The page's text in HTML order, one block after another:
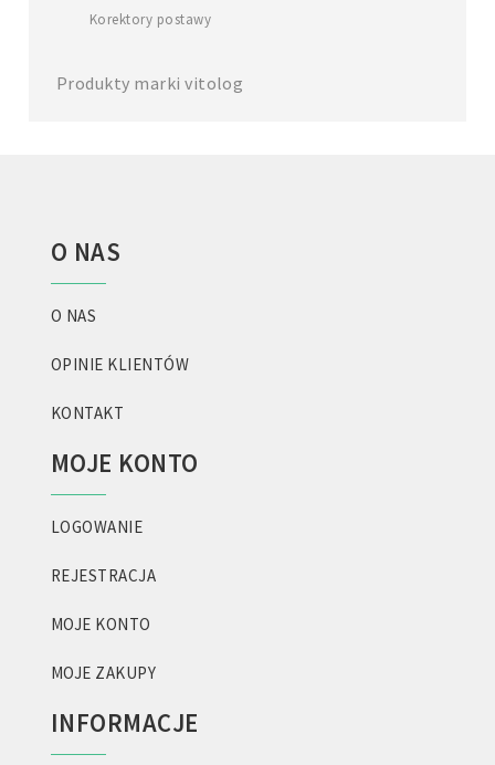
Korektory postawy
Produkty marki vitolog
O NAS
O NAS
OPINIE KLIENTÓW
KONTAKT
MOJE KONTO
LOGOWANIE
REJESTRACJA
MOJE KONTO
MOJE ZAKUPY
INFORMACJE